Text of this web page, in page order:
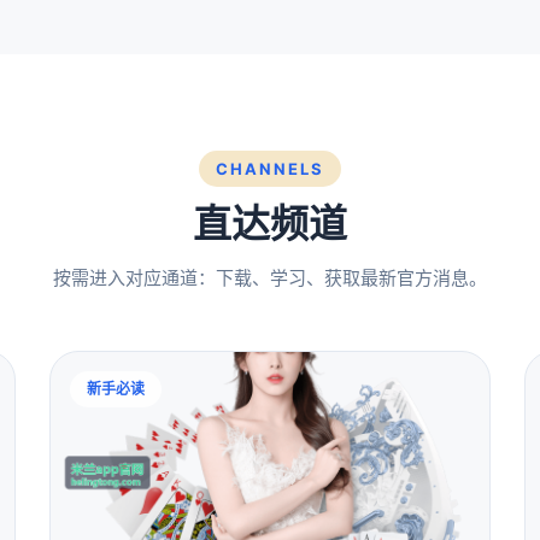
CHANNELS
直达频道
按需进入对应通道：下载、学习、获取最新官方消息。
新手必读